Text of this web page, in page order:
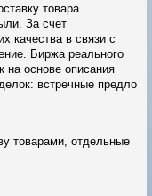
товара
За счет
качества в связи с
Биржа реального
на основе описания
встречные предло
товарами, отдельные